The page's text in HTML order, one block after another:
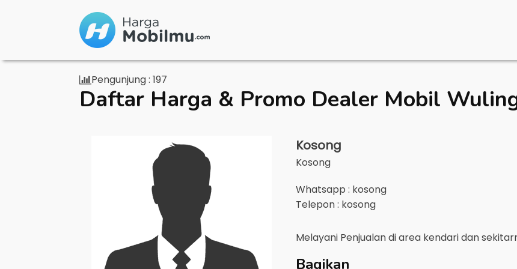
Pengunjung : 197
Daftar Harga & Promo Dealer Mobil
Kosong
Kosong
Whatsapp : kosong
Telepon : kosong
Melayani Penjualan di area kendaridan
Bagikan